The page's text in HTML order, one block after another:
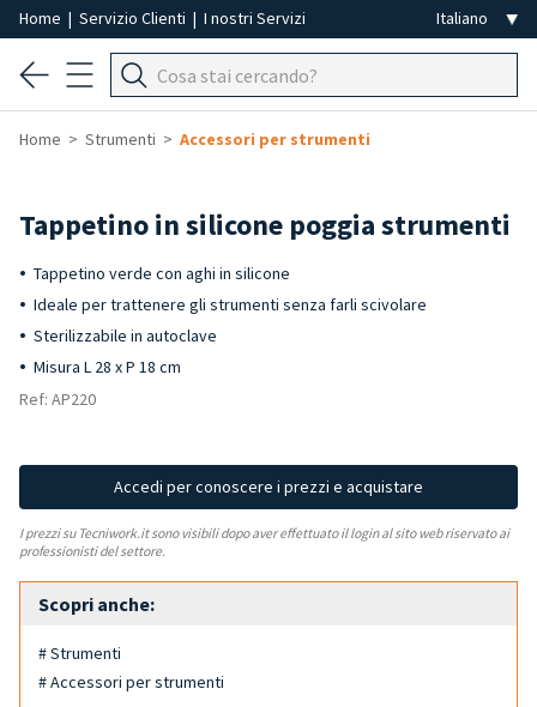
Home | Servizio Clienti | I nostri Servizi
Home Strumenti Accessori per strumenti
Tappetino in silicone poggia strumenti
Tappetino verde con aghi in silicone
Ideale per trattenere gli strumenti senza farli scivolare
Sterilizzabile in autoclave
Misura L 28 x P 18 cm
Ref: AP220
Accedi per conoscere i prezzi e acquistare
I prezzi su Tecniwork.it sono visibili dopo aver effettuato il login al sito web riservato ai
professionisti del settore.
Scopri anche:
# Strumenti
# Accessori per strumenti